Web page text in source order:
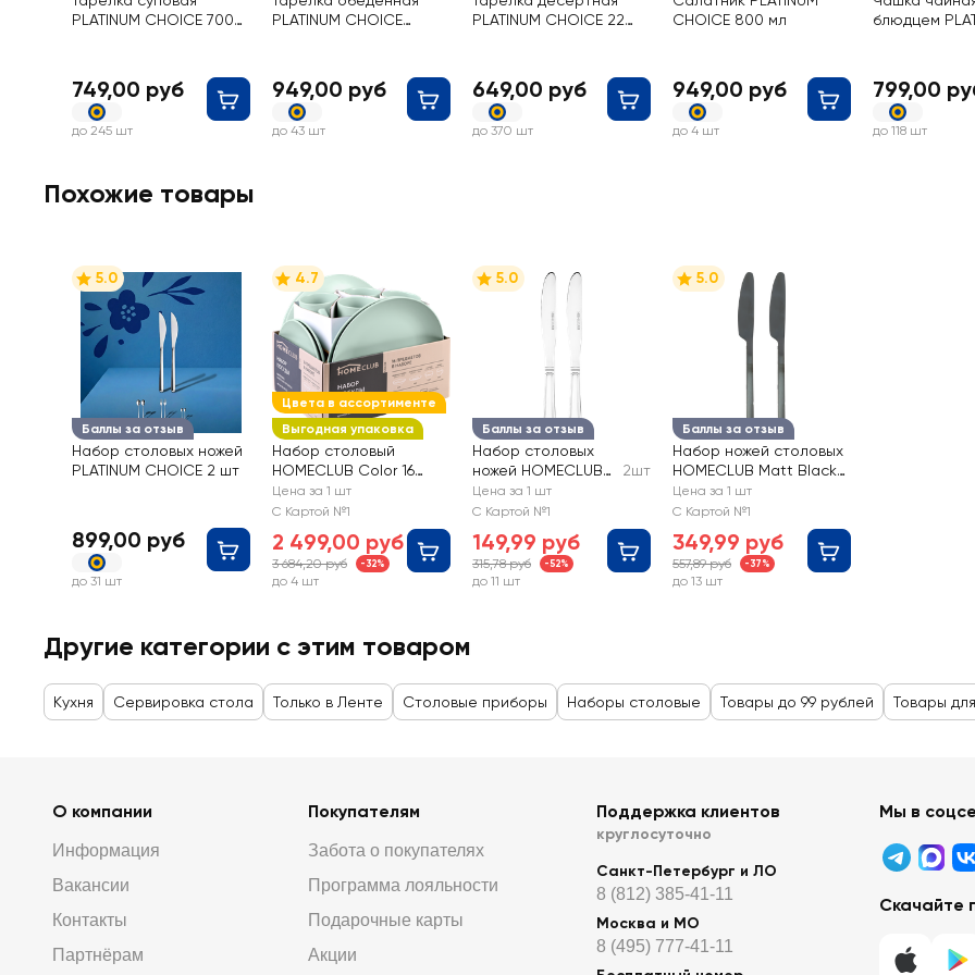
PLATINUM CHOICE 700
749,00 руб
до 245 шт
PLATINUM CHOICE
949,00 руб
до 43 шт
PLATINUM CHOICE 22
649,00 руб
до 370 шт
CHOICE 800 мл
949,00 руб
до 4 шт
блюдцем
799,00
до 118 шт
Похожие товары
Баллы за отзыв
5.0
Набор столовых ножей
PLATINUM CHOICE 2 шт
899,00 руб
до 31 шт
Цвета в ассортименте
Выгодная упаковка
4.7
Набор столовый
HOMECLUB Color 16
предметов, керамика,
Арт. BC-N0102
Цена за 1 шт
С Картой №1
2 499,00 руб
3 684,20 руб -32%
до 4 шт
Баллы за отзыв
5.0
Набор столовых
ножей HOMECLUB
Comfort,
нержавеющая
2шт
Цена за 1 шт
С Картой №1
149,99 руб
315,78 руб -52%
до 11 шт
Баллы за отзыв
5.0
Набор ножей столовых
HOMECLUB Matt Black,
нержавеющая сталь,
Арт. SD-k1
Цена за 1 шт
С Картой №1
349,99 руб
557,89 руб -37%
до 13 шт
Другие категории с этим товаром
Кухня Сервировка стола Только в Ленте Столовые приборы Наборы столовые Товары до 99 рублей Товары
О компании
Информация
Вакансии
Контакты
Партнёрам
Покупателям
Забота о покупателях
Программа лояльности
Подарочные карты
Акции
Поддержка клиентов
круглосуточно
Санкт-Петербург и ЛО
8 (812) 385-41-11
Москва и МО
8 (495) 777-41-11
Мы в
Скачайте